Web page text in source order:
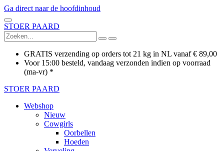
Ga direct naar de hoofdinhoud
STOER PAARD
GRATIS verzending op orders tot 21 kg in NL vanaf € 89,00
Voor 15:00 besteld, vandaag verzonden indien op voorraad
(ma-vr) *
STOER PAARD
Webshop
Nieuw
Cowgirls
Oorbellen
Hoeden